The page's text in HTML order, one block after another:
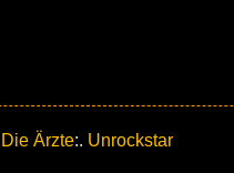
Die Ärzte:. Unrockstar